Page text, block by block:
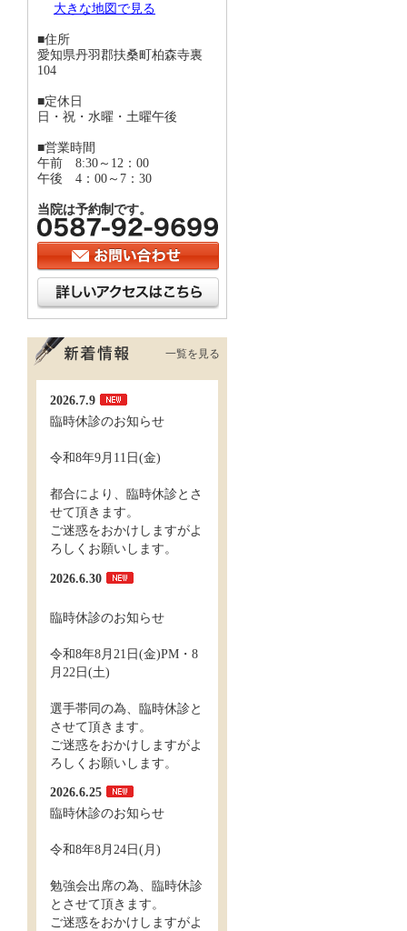
大きな地図で見る
■住所
愛知県丹羽郡扶桑町柏森寺裏
104
■定休日
日・祝・水曜・土曜午後
■営業時間
午前 8:30～12：00
午後 4：00～7：30
当院は予約制です。
一覧を見る
2026.7.9
臨時休診のお知らせ
令和8年9月11日(金)
都合により、臨時休診とさ
せて頂きます。
ご迷惑をおかけしますがよ
ろしくお願いします。
2026.6.30
臨時休診のお知らせ
令和8年8月21日(金)PM・8
月22日(土)
選手帯同の為、臨時休診と
させて頂きます。
ご迷惑をおかけしますがよ
ろしくお願いします。
2026.6.25
臨時休診のお知らせ
令和8年8月24日(月)
勉強会出席の為、臨時休診
とさせて頂きます。
ご迷惑をおかけしますがよ